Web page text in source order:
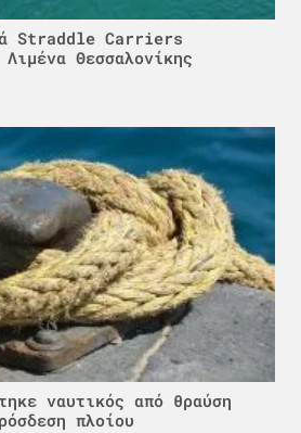
Straddle Carriers
Θεσσαλονίκης
ναυτικός από θραύση
πλοίου